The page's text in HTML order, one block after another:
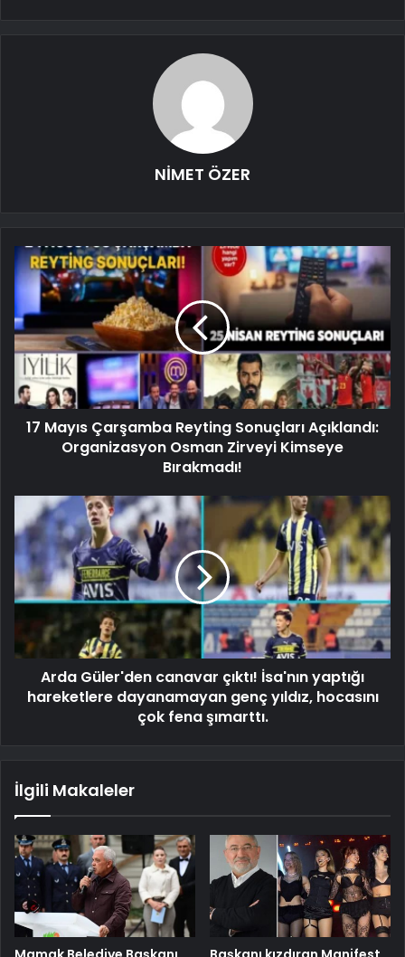
NİMET ÖZER
17 Mayıs Çarşamba Reyting Sonuçları Açıklandı:
Organizasyon Osman Zirveyi Kimseye
Bırakmadı!
Arda Güler'den canavar çıktı! İsa'nın yaptığı
hareketlere dayanamayan genç yıldız, hocasını
çok fena şımarttı.
İlgili Makaleler